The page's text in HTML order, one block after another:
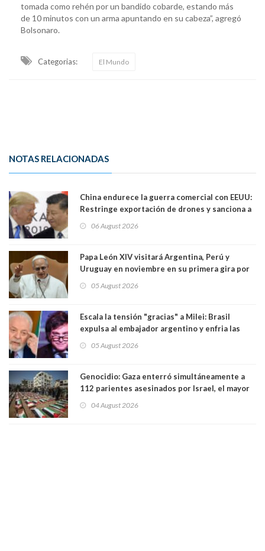
tomada como rehén por un bandido cobarde, estando más
de 10 minutos con un arma apuntando en su cabeza”, agregó
Bolsonaro.
Categorias: El Mundo
NOTAS RELACIONADAS
China endurece la guerra comercial con EEUU:
Restringe exportación de drones y sanciona a
06 August 2026
Papa León XIV visitará Argentina, Perú y
Uruguay en noviembre en su primera gira por
05 August 2026
Escala la tensión "gracias" a Milei: Brasil
expulsa al embajador argentino y enfria las
trasandino
05 August 2026
Genocidio: Gaza enterró simultáneamente a
112 parientes asesinados por Israel, el mayor
muertos figuran 44 niños y nueve ancianos
04 August 2026